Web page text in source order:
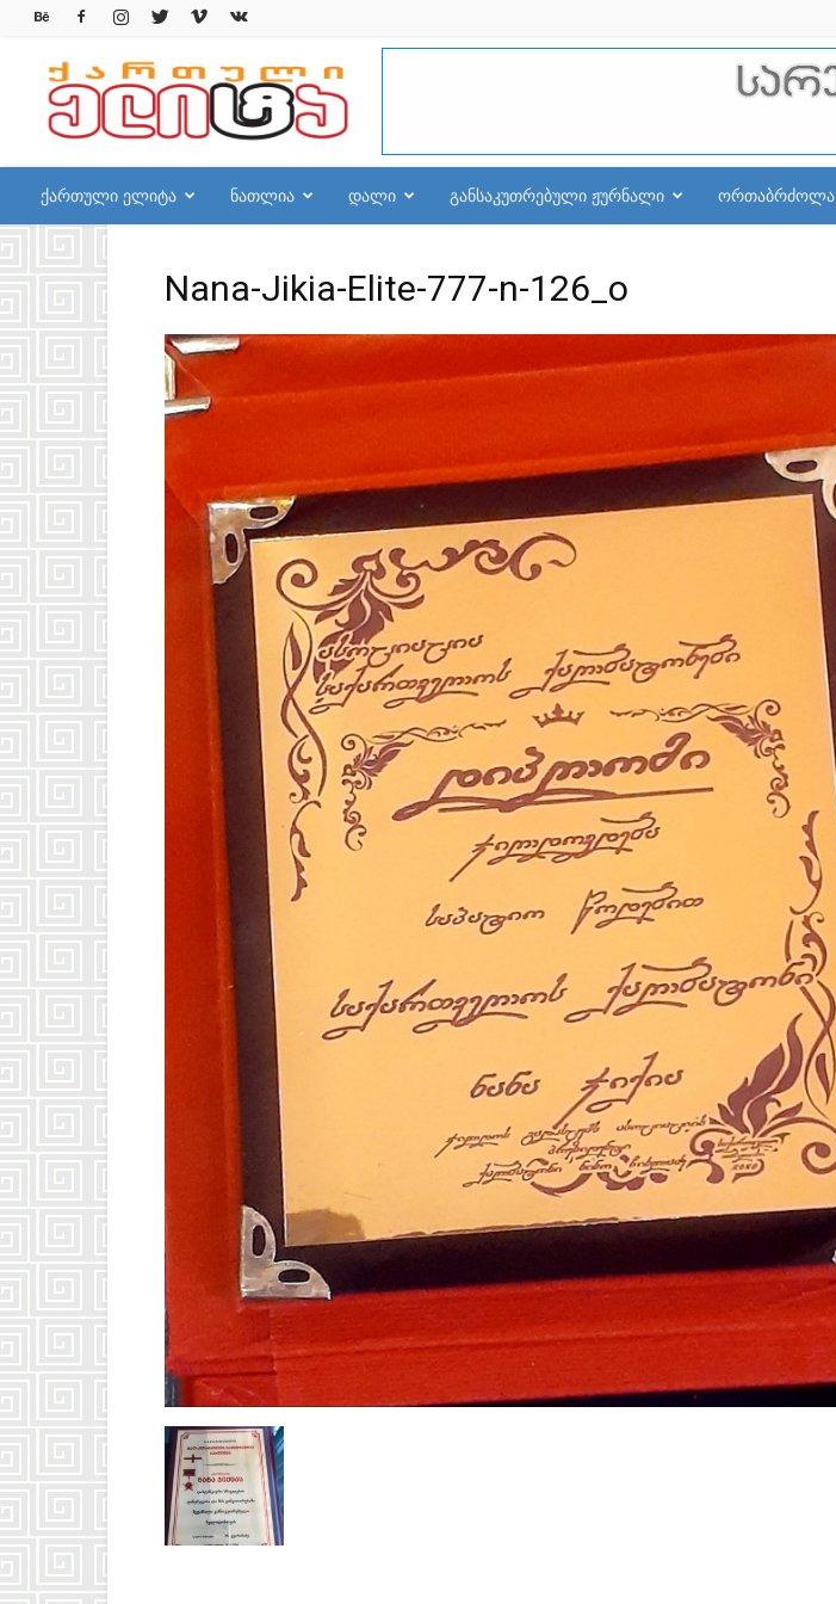
qelite.info
ქართული ელიტა ნათლია დალი განსაკუთრებული ჟურნალი ორთაბრძოლა
Nana-Jikia-Elite-777-n-126_o